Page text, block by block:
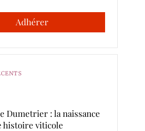
Adhérer
Dumetrier : la naissance
histoire viticole